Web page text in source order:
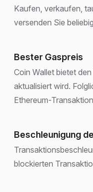
Kaufen, verkaufen,
versenden Sie
Bester Gaspreis
Coin Wallet bietet
aktualisiert wird.
Ethereum-
Beschleunigung
blockierten